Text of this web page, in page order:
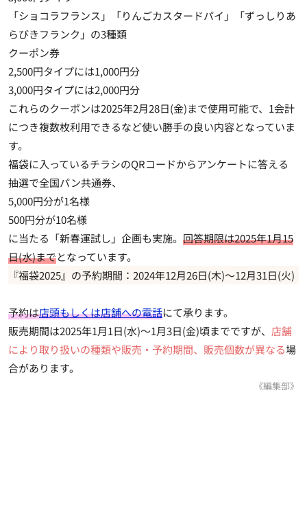
「ショコラフランス」「りんごカスタードパイ」「ずっしりあ
らびきフランク」の3種類
クーポン券
2,500円タイプには1,000円分
3,000円タイプには2,000円分
これらのクーポンは2025年2月28日(金)まで使用可能で、 1会計
につき複数枚利用できるなど使い勝手の良い内容となっていま
す。
福袋に入っているチラシのQRコードからアンケートに答える
抽選で全国パン共通券、
5,000円分が1名様
500円分が10名様
に当たる「新春運試し」企画も実施。 回答期限は2025年1月15
日(水)までとなっています。
『福袋2025』の予約期間：2024年12月26日(木)～12月31日(火)
予約は店頭もしくは店舗への電話にて承ります。
販売期間は2025年1月1日(水)～1月3日(金)頃までですが、 店舗
により取り扱いの種類や販売・予約期間、販売個数が異なる場
合があります。
《編集部》